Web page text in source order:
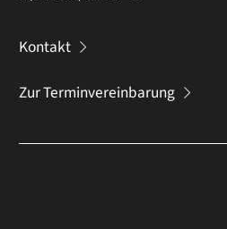
Kontakt
Zur Terminvereinbarung